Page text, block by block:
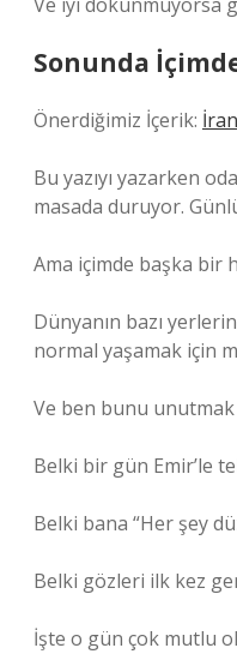
Sonunda
Önerdiğimiz İçerik:
Bu yazıyı yazarken
masada duruyor.
Ama içimde başka bir
Dünyanın bazı
normal yaşamak için
Ve ben bunu
Belki bir gün Emir’le
Belki bana “Her şey
Belki gözleri ilk kez
İşte o gün çok mutlu